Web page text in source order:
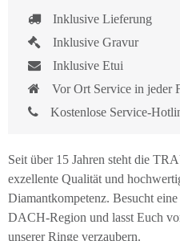
Inklusive Lieferung
Inklusive Gravur
Inklusive Etui
Vor Ort Service in jeder
Kostenlose Service-
Seit über 15 Jahren steht die
exzellente Qualität und
Diamantkompetenz. Besucht
DACH-Region und lasst Euch
unserer Ringe verzaubern.